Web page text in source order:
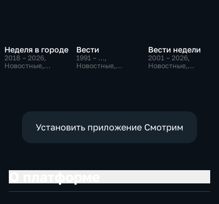
Неделя в городе
2018 – 2026,
Новостные,
Вести
1991 – …,
Новостные,
Вести недели
2001 – 2026,
Новостные,
Установить приложение Смотрим